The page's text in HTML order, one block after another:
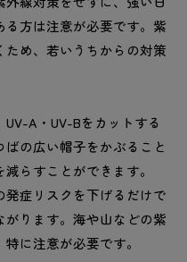
方は注意が必要です。紫
め、若いうちからの対策
A・UV-Bをカットする
の広い帽子をかぶること
らすことができます。
症リスクを下げるだけで
ります。海や山などの紫
に注意が必要です。